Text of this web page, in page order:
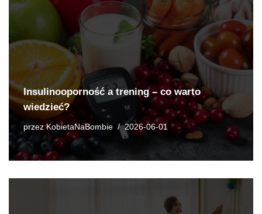
Insulinooporność a trening – co warto
wiedzieć?
przezKobietaNaBombie 2026-06-01